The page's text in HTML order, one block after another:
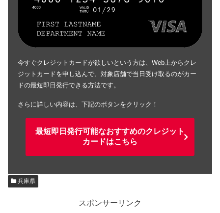
今すぐクレジットカードが欲しいという方は、Web上からクレ
ジットカードを申し込んで、対象店舗で当日受け取るのがカー
ドの最短即日発行できる方法です。
さらに詳しい内容は、下記のボタンをクリック！
最短即日発行可能なおすすめのクレジット
カードはこちら
兵庫県
スポンサーリンク